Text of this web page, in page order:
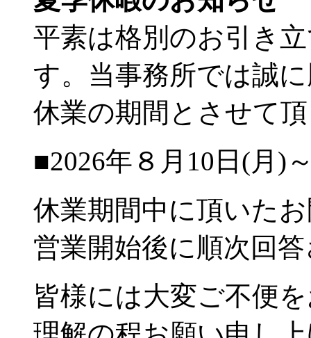
平素は格別のお引き
す。当事務所では誠
休業の期間とさせて
■2026年８月10日(月)
休業期間中に頂いた
営業開始後に順次回
皆様には大変ご不便